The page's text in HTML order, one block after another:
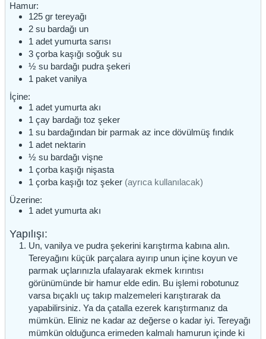
Hamur:
125 gr tereyağı
2 su bardağı un
1 adet yumurta sarısı
3 çorba kaşığı soğuk su
½ su bardağı pudra şekeri
1 paket vanilya
İçine:
1 adet yumurta akı
1 çay bardağı toz şeker
1 su bardağından bir parmak az ince dövülmüş fındık
1 adet nektarin
½ su bardağı vişne
1 çorba kaşığı nişasta
1 çorba kaşığı toz şeker (ayrıca kullanılacak)
Üzerine:
1 adet yumurta akı
Yapılışı:
Un, vanilya ve pudra şekerini karıştırma kabına alın.
Tereyağını küçük parçalara ayırıp unun içine koyun ve
parmak uçlarınızla ufalayarak ekmek kırıntısı
görünümünde bir hamur elde edin. Bu işlemi robotunuz
varsa bıçaklı uç takıp malzemeleri karıştırarak da
yapabilirsiniz. Ya da çatalla ezerek karıştırmanız da
mümkün. Eliniz ne kadar az değerse o kadar iyi. Tereyağı
mümkün olduğunca erimeden kalmalı hamurun içinde ki